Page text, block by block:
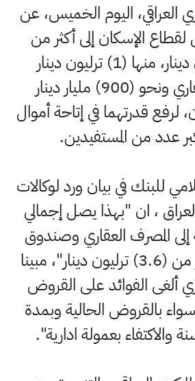
العراقي، اليوم الخميس، عن
الإسكان إلى أكثر من
(1.9) ترليون دينار، منها (1) ترليون دينار
للمصرف العقاري ونحو (900) مليار دينار
لرفع قدرتهما في إتاحة أموال
عدد من المستفيدين.
للبنك في بيان ورد لوكالات
، ان "بهذا يصل إجمالي
إلى المصرف العقاري وصندوق
الإسكان إلى أكثر من (3.6) ترليون دينار"، مبينا
ألغى الفوائد على القروض
بالقروض الحالية وبمدة